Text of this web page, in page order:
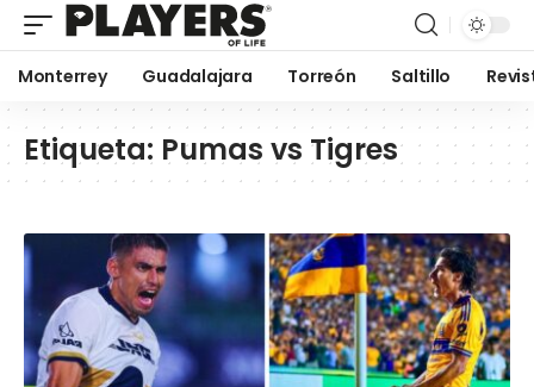
Monterrey Guadalajara Torreón Saltillo
Etiqueta: Pumas vs Tigres